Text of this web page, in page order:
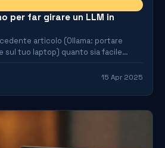
per far girare un LLM in
articolo (Ollama: portare
sul tuo laptop) quanto sia facile
15 Apr 2025